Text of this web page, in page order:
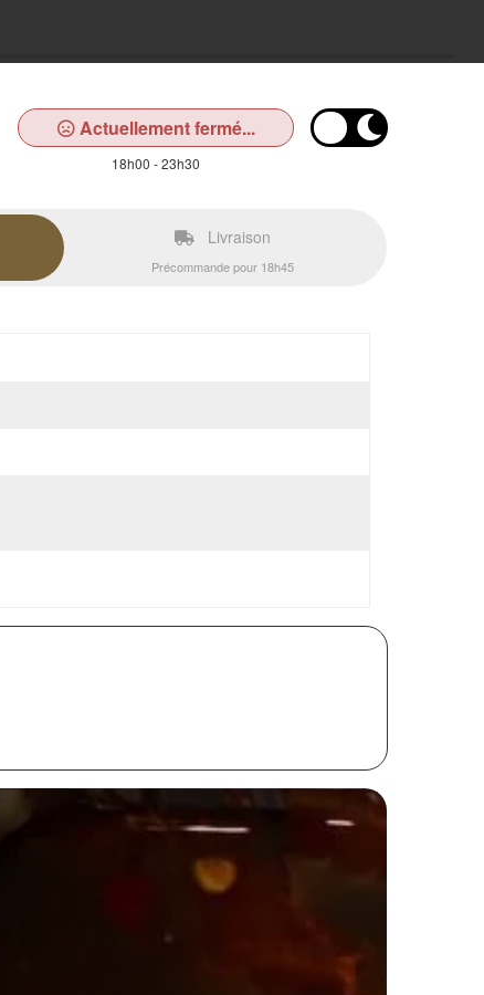
Actuellement fermé...
18h00 - 23h30
Livraison
Précommande pour 18h45